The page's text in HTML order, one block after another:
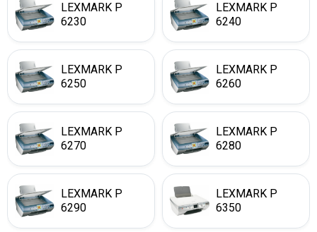
LEXMARK P
6230
LEXMARK P
6240
LEXMARK P
6250
LEXMARK P
6260
LEXMARK P
6270
LEXMARK P
6280
LEXMARK P
6290
LEXMARK P
6350